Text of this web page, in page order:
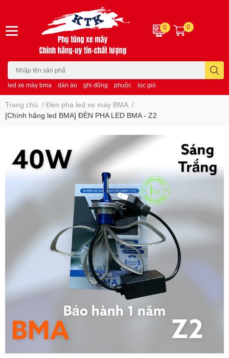
led xe máy bma dàn áo ghi đông phuộc lọc gió
0 0
Trang chủ / Đèn pha led xe máy BMA /
[Chính hãng led BMA] ĐÈN PHA LED BMA - Z2